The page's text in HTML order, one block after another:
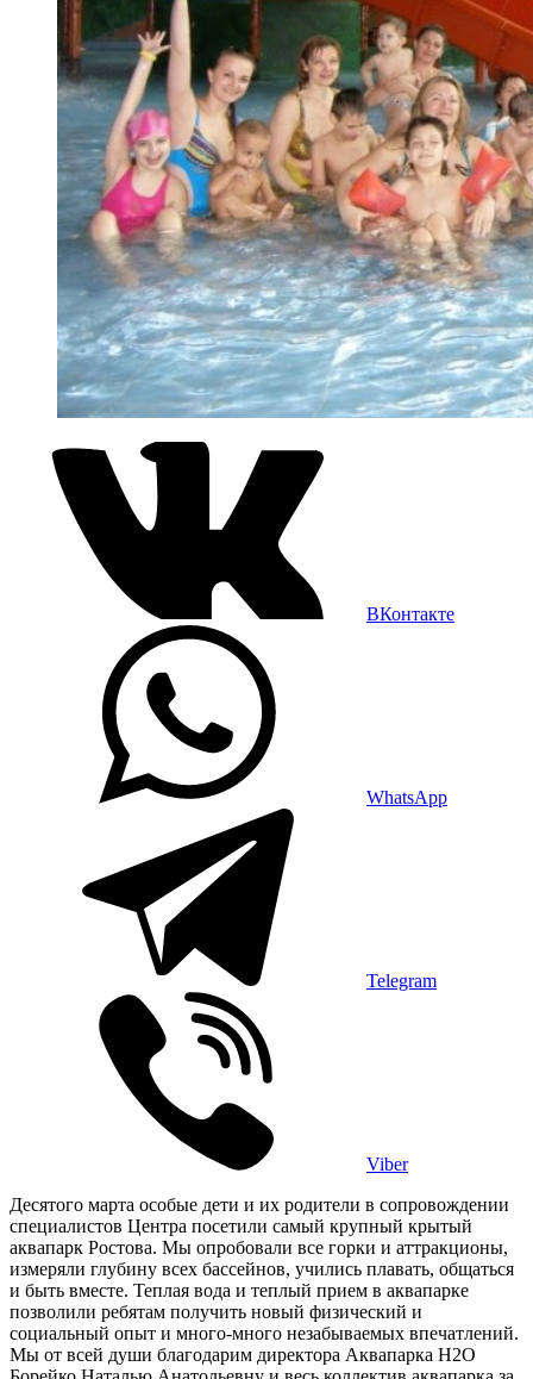
ВКонтакте
WhatsApp
Telegram
Viber
Десятого марта особые дети и их родители в сопровождении
специалистов Центра посетили самый крупный крытый
аквапарк Ростова. Мы опробовали все горки и аттракционы,
измеряли глубину всех бассейнов, учились плавать, общаться
и быть вместе. Теплая вода и теплый прием в аквапарке
позволили ребятам получить новый физический и
социальный опыт и много-много незабываемых впечатлений.
Мы от всей души благодарим директора Аквапарка H2O